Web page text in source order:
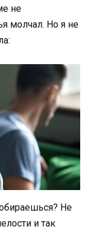
не
молчал. Но я не
Не
и так